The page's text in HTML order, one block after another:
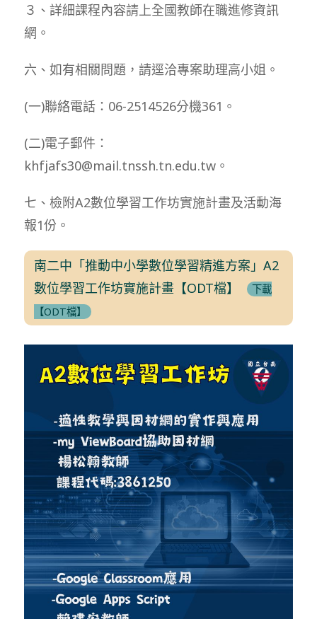
３、詳細課程內容請上全國教師在職進修資訊
網。
六、如有相關問題，請逕洽專案助理高小姐。
(一)聯絡電話：06-2514526分機361。
(二)電子郵件：
khfjafs30@mail.tnssh.tn.edu.tw。
七、檢附A2數位學習工作坊實施計畫及活動海
報1份。
南二中「推動中小學數位學習精進方案」A2
數位學習工作坊實施計畫【ODT檔】
下載
【ODT檔】